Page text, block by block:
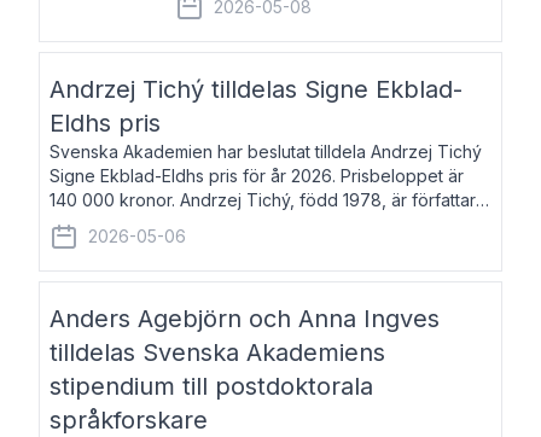
efterträder poeten Tua Forsström på
stol 18 och kommer att ta sitt inträde vid
2026-05-08
Andrzej Tichý tilldelas Signe Ekblad-
Eldhs pris
Svenska Akademien har beslutat tilldela Andrzej Tichý
Signe Ekblad-Eldhs pris för år 2026. Prisbeloppet är
140 000 kronor. Andrzej Tichý, född 1978, är författare
och kulturskribent. Han debuterade 2005 med den
lovordade romanen Sex liter l
2026-05-06
Anders Agebjörn och Anna Ingves
tilldelas Svenska Akademiens
stipendium till postdoktorala
språkforskare